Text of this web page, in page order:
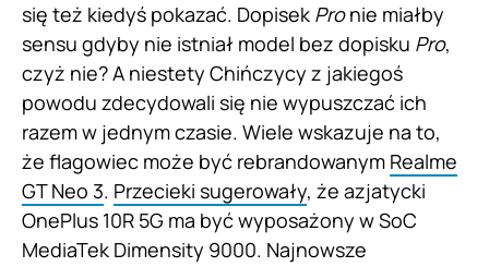
się też kiedyś pokazać. Dopisek Pronie miałby
sensu gdyby nie istniał model bez dopisku Pro,
czyż nie? A niestety Chińczycy z jakiegoś
powodu zdecydowali się nie wypuszczać ich
razem w jednym czasie. Wiele wskazuje na to,
że flagowiec może być rebrandowanym Realme
GT Neo 3. Przecieki sugerowały, że azjatycki
OnePlus 10R 5G ma być wyposażony w SoC
MediaTek Dimensity 9000. Najnowsze